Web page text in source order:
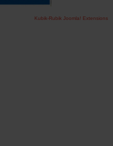
Kubik-Rubik Joomla! Extensions